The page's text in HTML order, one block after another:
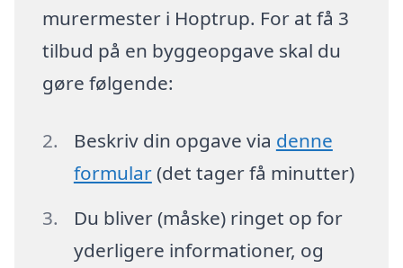
murermester i Hoptrup. For at få 3
tilbud på en byggeopgave skal du
gøre følgende:
Beskriv din opgave via denne
formular(det tager få minutter)
Du bliver (måske) ringet op for
yderligere informationer, og